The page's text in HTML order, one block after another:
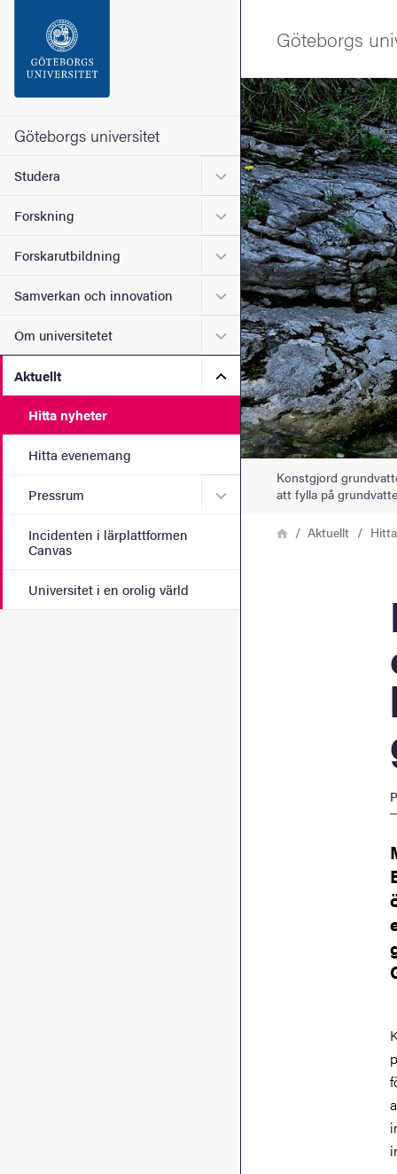
Sidfoten
Om webbplatsen
Göteborgs universitet
Studera Undermeny för Studera
Forskning Undermeny för Forskning
Forskarutbildning Undermeny för
Samverkan och innovation Undermeny för
Om universitetet Undermeny för Om
Aktuellt Undermeny för Aktuellt
Hitta nyheter
Hitta evenemang
Pressrum Undermeny för Pressrum
Incidenten i lärplattformen
Canvas
Universitet i en orolig värld
Göteborgs
Bild
Konstgjord
att fylla på
LänkstigHemAktuellt